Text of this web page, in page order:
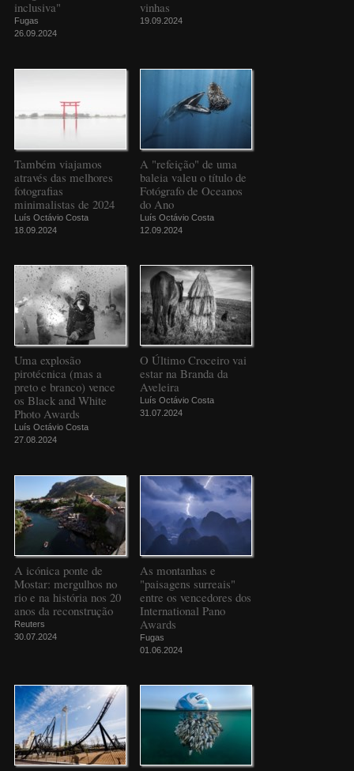
inclusiva"
Fugas
26.09.2024
vinhas
19.09.2024
Também viajamos
através das melhores
fotografias
minimalistas de 2024
Luís Octávio Costa
18.09.2024
A "refeição" de uma
baleia valeu o título de
Fotógrafo de Oceanos
do Ano
Luís Octávio Costa
12.09.2024
Uma explosão
pirotécnica (mas a
preto e branco) vence
os Black and White
Photo Awards
Luís Octávio Costa
27.08.2024
O Último Croceiro vai
estar na Branda da
Aveleira
Luís Octávio Costa
31.07.2024
A icónica ponte de
Mostar: mergulhos no
rio e na história nos 20
anos da reconstrução
Reuters
30.07.2024
As montanhas e
"paisagens surreais"
entre os vencedores dos
International Pano
Awards
Fugas
01.06.2024